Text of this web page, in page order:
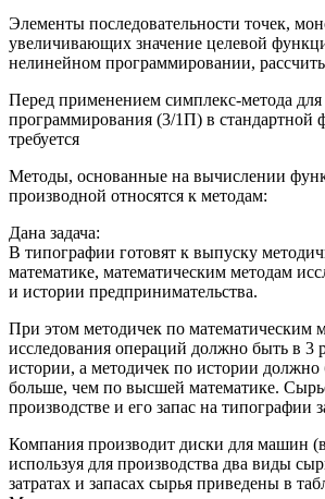
Элементы последовательности точек,
увеличивающих значение целевой
нелинейном программировании,
Перед применением симплекс-метода для
программирования (3/1П) в стандартной
требуется
Методы, основанные на вычислении
производной относятся к методам:
Дана задача:
В типографии готовят к выпуску
математике, математическим методам
и истории предпринимательства.
При этом методичек по математическим
исследования операций должно быть в 3
истории, а методичек по истории должно
больше, чем по высшей математике.
производстве и его запас на типографии
Компания производит диски для машин
используя для производства два виды
затратах и запасах сырья приведены в